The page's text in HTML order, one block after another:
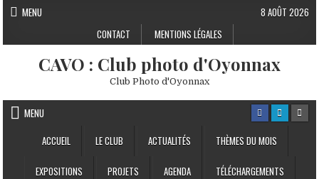
Skip to content
MENU
CONTACT
MENTIONS LÉGALES
8 AOÛT 2026
CAVO : Club photo d'Oyonnax
Club Photo d'Oyonnax
MENU
ACCUEIL
LE CLUB ACTUALITÉS THÈMES DU MOIS
EXPOSITIONS PROJETS AGENDA TÉLÉCHARGEMENTS